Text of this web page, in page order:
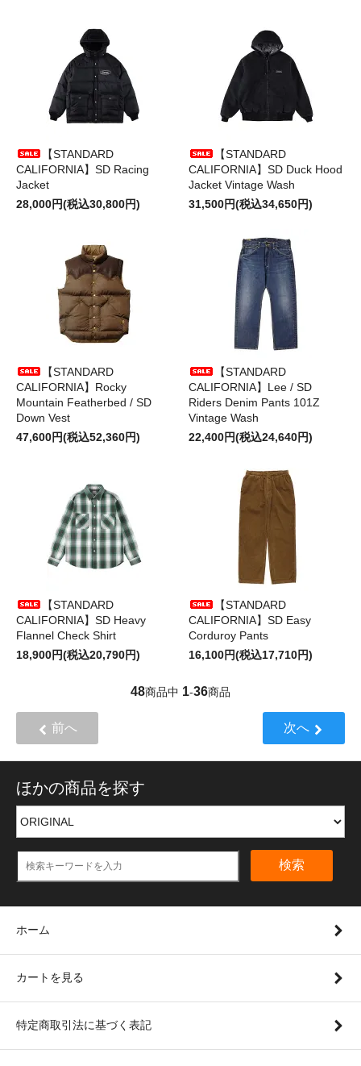
【STANDARD
CALIFORNIA】SD Racing
Jacket
28,000円(税込30,800円)
【STANDARD
CALIFORNIA】SD Duck Hood
Jacket Vintage Wash
31,500円(税込34,650円)
【STANDARD
CALIFORNIA】Rocky
Mountain Featherbed / SD
Down Vest
47,600円(税込52,360円)
【STANDARD
CALIFORNIA】Lee / SD
Riders Denim Pants 101Z
Vintage Wash
22,400円(税込24,640円)
【STANDARD
CALIFORNIA】SD Heavy
Flannel Check Shirt
18,900円(税込20,790円)
【STANDARD
CALIFORNIA】SD Easy
Corduroy Pants
16,100円(税込17,710円)
48商品中 1-36商品
前へ 次へ
ほかの商品を探す
検索
ホーム
カートを見る
特定商取引法に基づく表記